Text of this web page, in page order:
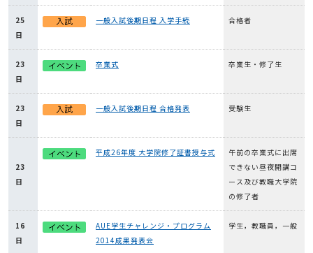
25
日
一般入試後期日程 入学手続 合格者
23
日
卒業式 卒業生・修了生
23
日
一般入試後期日程 合格発表 受験生
23
日
平成26年度 大学院修了証書授与式
午前の卒業式に出席
できない昼夜開講コ
ース及び教職大学院
の修了者
16
日
AUE学生チャレンジ・プログラム
2014成果発表会
学生，教職員，一般